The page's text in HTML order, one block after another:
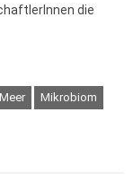
die
Meer
Mikrobiom